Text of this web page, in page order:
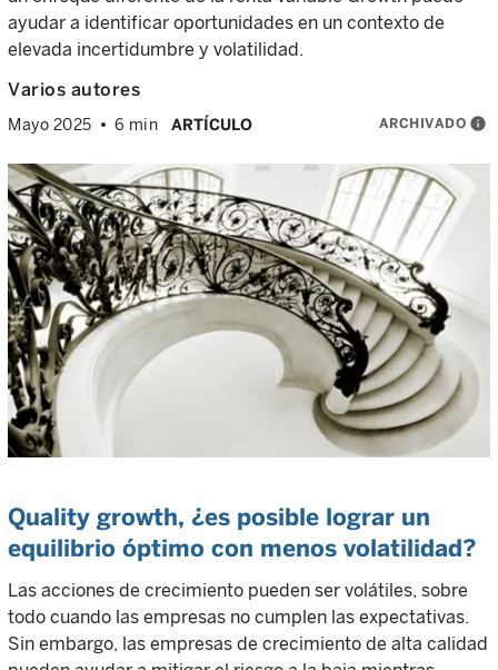
ayudar a identificar oportunidades en un contexto de
elevada incertidumbre y volatilidad.
Varios autores
Mayo 2025 6 min ARTÍCULO ARCHIVADO info
Quality growth, ¿es posible lograr un
equilibrio óptimo con menos volatilidad?
Las acciones de crecimiento pueden ser volátiles, sobre
todo cuando las empresas no cumplen las expectativas.
Sin embargo, las empresas de crecimiento de alta calidad